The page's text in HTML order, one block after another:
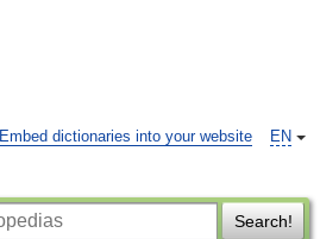
EN
Embed dictionaries into your website
Search!